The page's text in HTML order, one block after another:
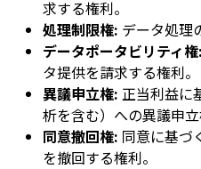
求する権利。
処理制限権: データ処理
データポータビリティ権:
タ提供を請求する権利。
異議申立権: 正当利益に
析を含む）への異議申立
同意撤回権: 同意に基づ
を撤回する権利。